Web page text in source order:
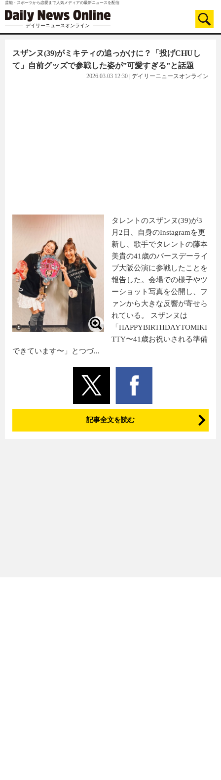
芸能・スポーツから恋愛まで人気メディアの最新ニュースを配信
デイリーニュースオンライン
スザンヌ(39)がミキティの追っかけに？「投げCHUし
て」自前グッズで参戦した姿が”可愛すぎる”と話題
2026.03.03 12:30 デイリーニュースオンライン
タレントのスザンヌ(39)が3
月2日、自身のInstagramを更
新し、歌手でタレントの藤本
美貴の41歳のバースデーライ
ブ大阪公演に参戦したことを
報告した。会場での様子やツ
ーショット写真を公開し、フ
ァンから大きな反響が寄せら
れている。 スザンヌは
「HAPPYBIRTHDAYTOMIKI
TTY〜41歳お祝いされる準備
できています〜」とつづ...
記事全文を読む